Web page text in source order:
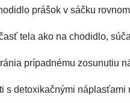
prášok v sáčku
tela ako na chodidlo,
prípadnému zosunutiu
s detoxikačnými